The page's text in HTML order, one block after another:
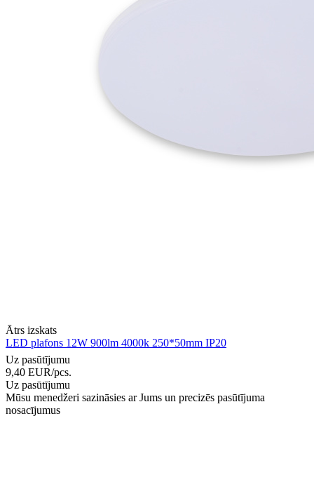
Ātrs izskats
LED plafons 12W 900lm 4000k 250*50mm IP20
Uz pasūtījumu
9,40 EUR/pcs.
Uz pasūtījumu
Mūsu menedžeri sazināsies ar Jums un precizēs pasūtījuma
nosacījumus